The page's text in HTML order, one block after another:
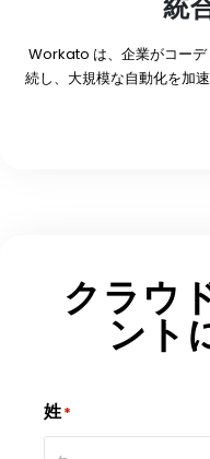
Workato は、企業がコーデ
続し、大規模な自動化を加
クラウ
ント
姓*